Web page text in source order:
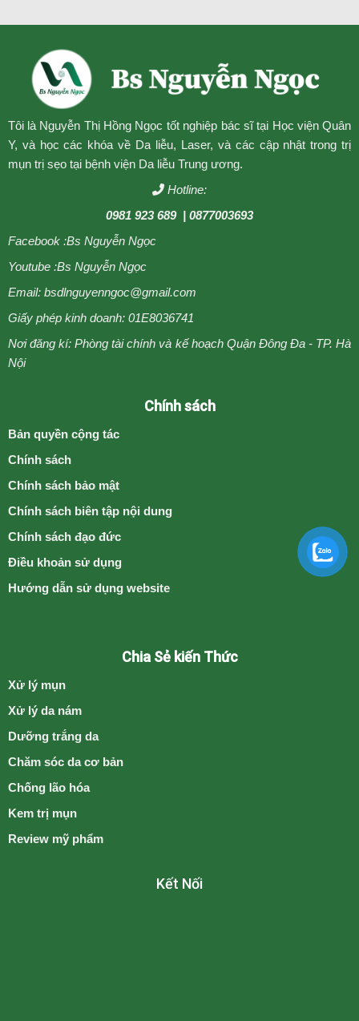
Tôi là Nguyễn Thị Hồng Ngọc tốt nghiệp bác sĩ tại Học viện Quân
Y, và học các khóa về Da liễu, Laser, và các cập nhật trong trị
mụn trị sẹo tại bệnh viện Da liễu Trung ương.
Hotline:
0981 923 689| 0877003693
Facebook :Bs Nguyễn Ngọc
Youtube :Bs Nguyễn Ngọc
Email: bsdlnguyenngoc@gmail.com
Giấy phép kinh doanh: 01E8036741
Nơi đăng kí: Phòng tài chính và kế hoạch Quận Đông Đa - TP. Hà
Nội
Chính sách
Bản quyền cộng tác
Chính sách
Chính sách bảo mật
Chính sách biên tập nội dung
Chính sách đạo đức
Điều khoản sử dụng
Hướng dẫn sử dụng website
Chia Sẻ kiến Thức
Xử lý mụn
Xử lý da nám
Dưỡng trắng da
Chăm sóc da cơ bản
Chống lão hóa
Kem trị mụn
Review mỹ phẩm
Kết Nối